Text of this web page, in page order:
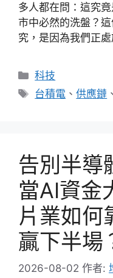
多人都在問：這究
市中必然的洗盤？
究，是因為我們正
分
類
科技
標
台積電 、供應鏈
告別半導
當AI資金
片業如何
贏下半場
2026-08-02 作者: